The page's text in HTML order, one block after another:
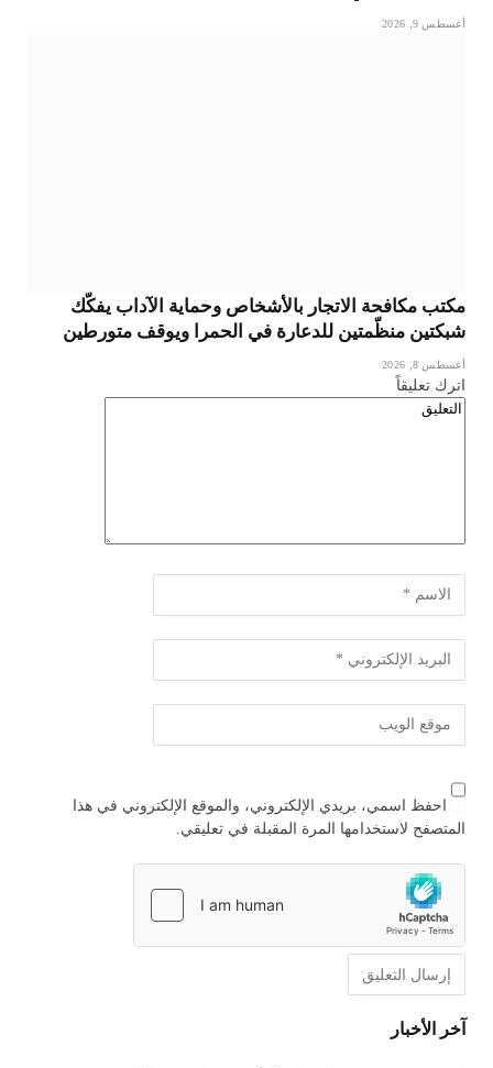
أغسطس 9, 2026
مكتب مكافحة الاتجار بالأشخاص وحماية الآداب يفكّك
شبكتين منظّمتين للدعارة في الحمرا ويوقف متورطين
أغسطس 8, 2026
اترك تعليقاً
احفظ اسمي، بريدي الإلكتروني، والموقع الإلكتروني في هذا
المتصفح لاستخدامها المرة المقبلة في تعليقي.
آخر الأخبار